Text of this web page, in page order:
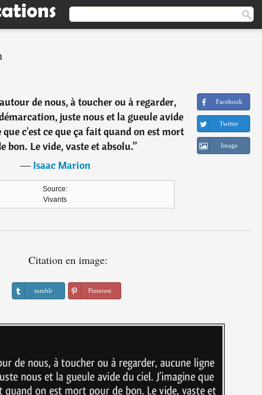
de nous, à toucher ou à regarder,
juste nous et la gueule avide
c'est ce que ça fait quand on est mort
bon. Le vide, vaste et absolu.”
―Isaac Marion
Source:
Vivants
Facebook
Twitter
Image
Citation en image:
tumblr Pinterest